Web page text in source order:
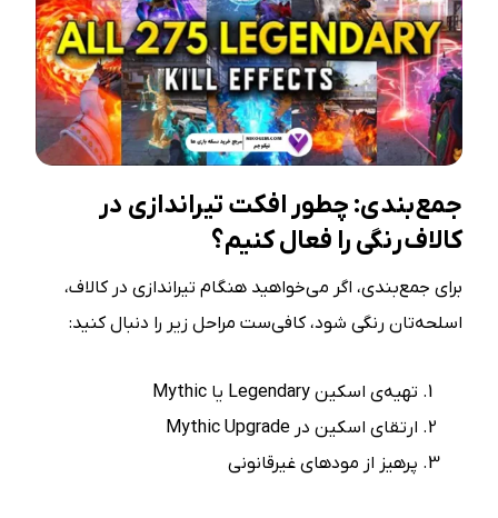
جمع‌بندی: چطور افکت تیراندازی در
کالافرنگی را فعال کنیم؟
برای جمع‌بندی، اگر می‌خواهید هنگام تیراندازی در کالاف،
اسلحه‌تان رنگی شود، کافی‌ست مراحل زیر را دنبال کنید:
تهیه‌ی اسکین Legendary یا Mythic
ارتقای اسکین در Mythic Upgrade
پرهیز از مودهای غیرقانونی